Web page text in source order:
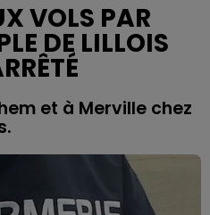
VOLS PAR
DE LILLOIS
et à Merville chez